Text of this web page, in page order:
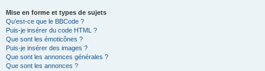
Mise en forme et types de sujets
Qu’est-ce que le BBCode ?
Puis-je insérer du code HTML ?
Que sont les émoticônes ?
Puis-je insérer des images ?
Que sont les annonces générales ?
Que sont les annonces ?